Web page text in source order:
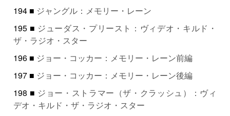
194 ■ ジャングル：メモリー・レーン
195 ■ ジューダス・プリースト：ヴィデオ・キルド・
ザ・ラジオ・スター
196 ■ ジョー・コッカー：メモリー・レーン前編
197 ■ ジョー・コッカー：メモリー・レーン後編
198 ■ ジョー・ストラマー（ザ・クラッシュ）：ヴィ
デオ・キルド・ザ・ラジオ・スター